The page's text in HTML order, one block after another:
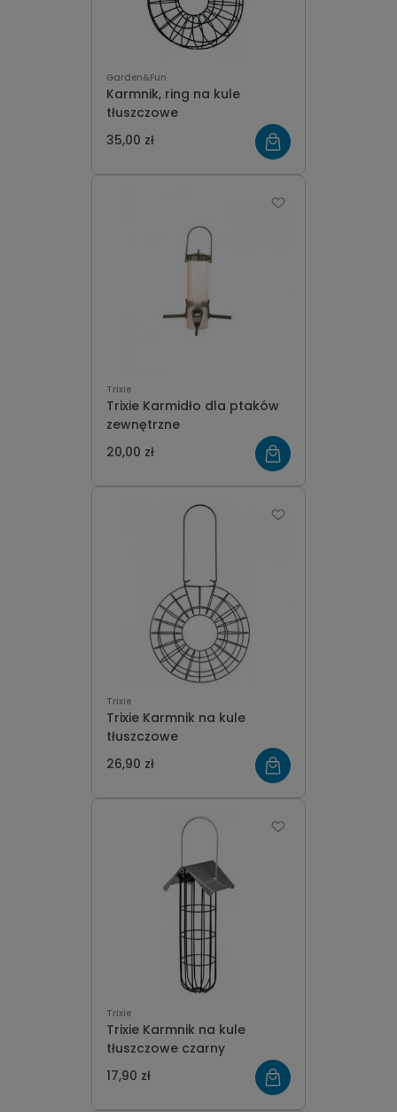
Garden&Fun
Karmnik, ring na kule
tłuszczowe
35,00 zł
Trixie
Trixie Karmidło dla ptaków
zewnętrzne
20,00 zł
Trixie
Trixie Karmnik na kule
tłuszczowe
26,90 zł
Trixie
Trixie Karmnik na kule
tłuszczowe czarny
17,90 zł